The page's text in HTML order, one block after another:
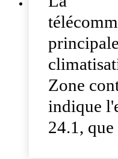
Zone
indique
24.1,